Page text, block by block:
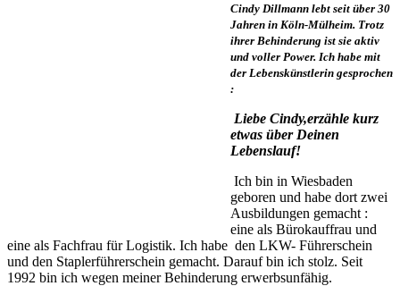
Cindy Dillmann lebt seit über 30
Jahren in Köln-Mülheim. Trotz
ihrer Behinderung ist sie aktiv
und voller Power. Ich habe mit
der Lebenskünstlerin gesprochen
:
Liebe Cindy,erzähle kurz
etwas über Deinen
Lebenslauf!
Ich bin in Wiesbaden
geboren und habe dort zwei
Ausbildungen gemacht :
eine als Bürokauffrau und
eine als Fachfrau für Logistik. Ich habe den LKW- Führerschein
und den Staplerführerschein gemacht. Darauf bin ich stolz. Seit
1992 bin ich wegen meiner Behinderung erwerbsunfähig.